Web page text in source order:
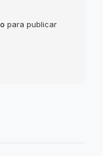
para publicar